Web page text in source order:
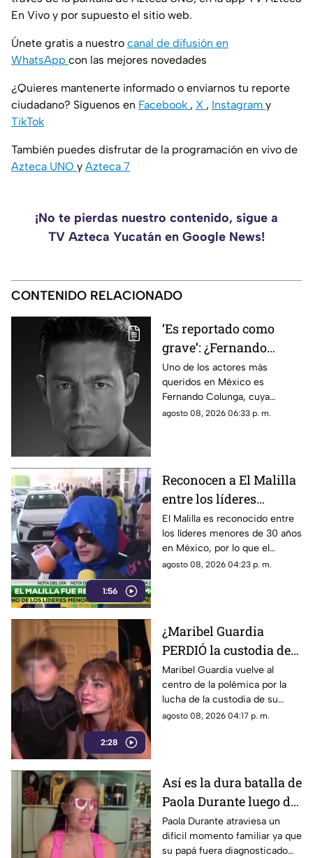
En Vivo y por supuesto el sitio web.
Únete gratis a nuestro canal de difusión en
WhatsApp con las mejores novedades
¿Quieres mantenerte informado o enviarnos tu reporte
ciudadano? Síguenos en Facebook , X , Instagram y
TikTok
También puedes disfrutar de la programación en vivo de
Azteca UNO y Azteca 7
¡No te pierdas nuestro contenido, sigue a
TV Azteca Yucatán en Google News!
CONTENIDO RELACIONADO
‘Es reportado como
grave’: ¿Fernando
Colunga murió? VIDEO
sobre su presunto
fallecimiento se vuelve
viral
Uno de los actores más
queridos en México es
Fernando Colunga, cuya
presunta muerte circula en
agosto 08, 2026 06:33 p. m.
1:56
Reconocen a El Malilla
entre los líderes
menores de 30 años en
México y así lo celebró
El Malilla es reconocido entre
los líderes menores de 30 años
en México, por lo que el
cantante celebra este logro y
agosto 08, 2026 04:23 p. m.
2:28
¿Maribel Guardia
PERDIÓ la custodia de
su nieto? Esto es lo que
se sabe
Maribel Guardia vuelve al
centro de la polémica por la
lucha de la custodia de su
nieto José Julián; esto es lo
agosto 08, 2026 04:17 p. m.
Así es la dura batalla de
Paola Durante luego de
que su papá fuera
diagnosticado con un
Paola Durante atraviesa un
difícil momento familiar ya que
su papá fuera diagnosticado